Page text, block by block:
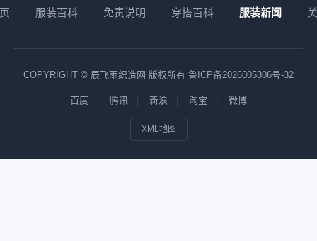
服装百科 免责说明 穿搭百科 服装新闻
COPYRIGHT © 辰飞雨织造网 版权所有 鲁ICP备2026005306号-32
百度 腾讯 新浪 淘宝 微博
XML地图